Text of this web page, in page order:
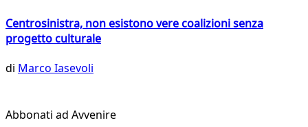
Centrosinistra, non esistono vere coalizioni senza
progetto culturale
di Marco Iasevoli
Abbonati ad Avvenire